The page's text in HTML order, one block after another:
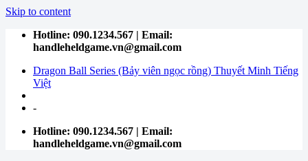
Skip to content
Hotline: 090.1234.567 | Email:
handleheldgame.vn@gmail.com
Dragon Ball Series (Bảy viên ngọc rồng) Thuyết Minh Tiếng
Việt
-
Hotline: 090.1234.567 | Email:
handleheldgame.vn@gmail.com